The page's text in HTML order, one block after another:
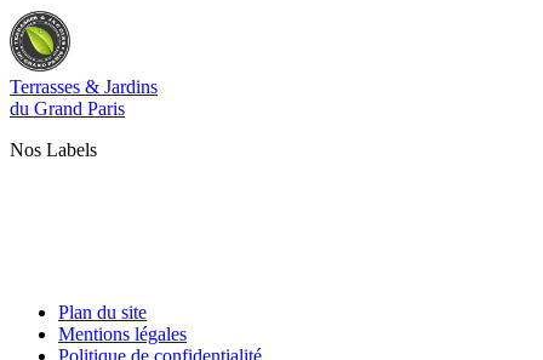
Terrasses & Jardins
du Grand Paris
Nos Labels
Plan du site
Mentions légales
Politique de confidentialité